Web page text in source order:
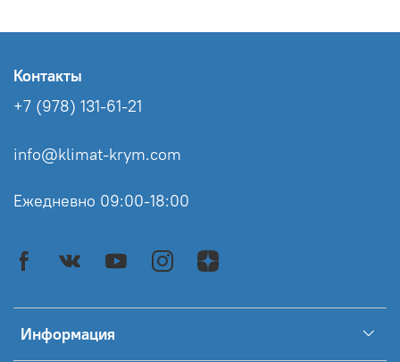
Информация
Контакты
+7 (978) 131-61-21
info@klimat-krym.com
Ежедневно 09:00-18:00